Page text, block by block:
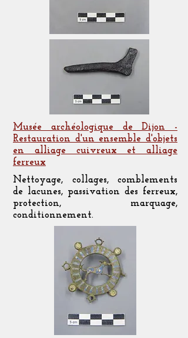
Musée archéologique de Dijon -
Restauration d'un ensemble d'objets
en alliage cuivreux et alliage
ferreux
Nettoyage, collages, comblements
de lacunes, passivation des ferreux,
protection, marquage,
conditionnement.